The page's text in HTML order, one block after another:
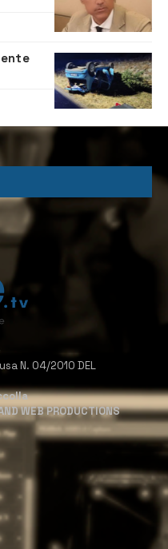
N. 04/2010 DEL
WEB PRODUCTIONS